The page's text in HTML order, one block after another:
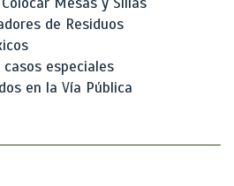
de Residuos
especiales
en la Vía Pública